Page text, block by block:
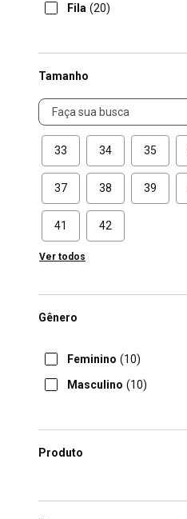
Fila (20)
Tamanho
Tamanho
33 34 35
37 38 39
41 42
Ver todos
Gênero
Feminino (10)
Masculino (10)
Produto